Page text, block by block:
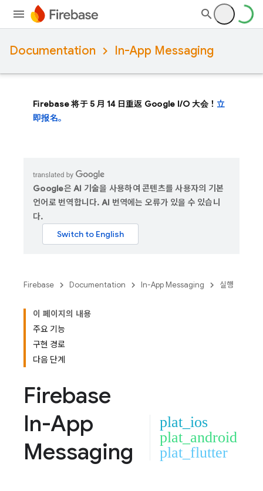
Documentation In-App Messaging
Firebase 将于 5 月 14 日重返 Google I/O 大会！ 立
即报名。
Google은 AI 기술을 사용하여 콘텐츠를 사용자의 기본
언어로 번역합니다. AI 번역에는 오류가 있을 수 있습니
다.
Firebase Documentation In-App Messaging 실행
이 페이지의 내용
주요 기능
구현 경로
다음 단계
Firebase
In-App
Messaging
plat_ios
plat_android
plat_flutter